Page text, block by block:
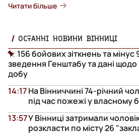
Читати більше
ОСТАННІ НОВИНИ ВІННИЦІ
156 бойових зіткнень та мінус
зведення Генштабу та дані щодо
добу
На Вінниччині 74-річний
під час пожежі у власному
14:17
У Вінниці затримали
розкласти по місту 26
13:57